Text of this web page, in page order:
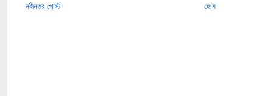
নবীনতর পোস্ট হোম